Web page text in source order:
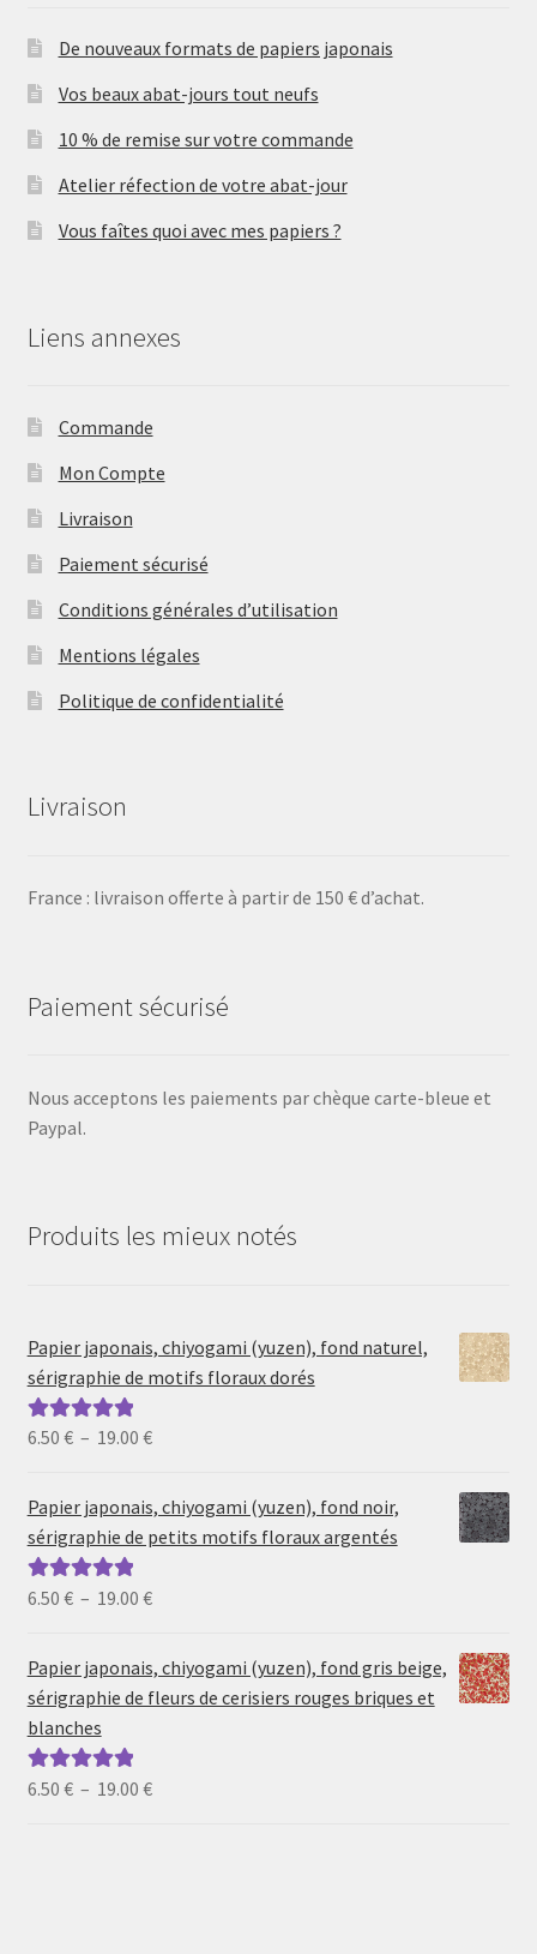
De nouveaux formats de papiers japonais
Vos beaux abat-jours tout neufs
10 % de remise sur votre commande
Atelier réfection de votre abat-jour
Vous faîtes quoi avec mes papiers ?
Liens annexes
Commande
Mon Compte
Livraison
Paiement sécurisé
Conditions générales d’utilisation
Mentions légales
Politique de confidentialité
Livraison
France : livraison offerte à partir de 150 € d’achat.
Paiement sécurisé
Nous acceptons les paiements par chèque carte-bleue et
Paypal.
Produits les mieux notés
Papier japonais, chiyogami (yuzen), fond naturel,
sérigraphie de motifs floraux dorés
Note5.00sur
6.50 € – 19.00 €Plage
prix :
6.50 €
19.00 €
Papier japonais, chiyogami (yuzen), fond noir,
sérigraphie de petits motifs floraux argentés
Note5.00sur
6.50 € – 19.00 €Plage
prix :
6.50 €
Papier japonais, chiyogami (yuzen), fond gris beige,
sérigraphie de fleurs de cerisiers rouges briques et
blanches
Note5.00sur
6.50 € – 19.00 €Plage